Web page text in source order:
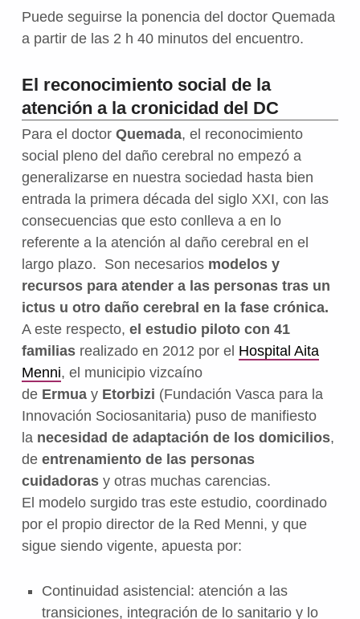
Puede seguirse la ponencia del doctor Quemada
a partir de las 2 h 40 minutos del encuentro.
El reconocimiento social de la
atención a la cronicidad del DC
Para el doctor Quemada, el reconocimiento
social pleno del daño cerebral no empezó a
generalizarse en nuestra sociedad hasta bien
entrada la primera década del siglo XXI, con las
consecuencias que esto conlleva a en lo
referente a la atención al daño cerebral en el
largo plazo. Son necesarios modelos y
recursos para atender a las personas tras un
ictus u otro daño cerebral en la fase crónica.
A este respecto, el estudio piloto con 41
familiasrealizado en 2012 por el Hospital Aita
Menni, el municipio vizcaíno
de Ermuay Etorbizi (Fundación Vasca para la
Innovación Sociosanitaria) puso de manifiesto
la necesidad de adaptación de los domicilios,
de entrenamiento de las personas
cuidadorasy otras muchas carencias.
El modelo surgido tras este estudio, coordinado
por el propio director de la Red Menni, y que
sigue siendo vigente, apuesta por:
Continuidad asistencial: atención a las
transiciones, integración de lo sanitario y lo